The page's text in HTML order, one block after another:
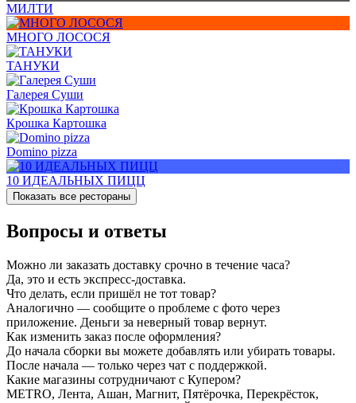
МИЛТИ
МНОГО ЛОСОСЯ
ТАНУКИ
Галерея Суши
Крошка Картошка
Domino pizza
10 ИДЕАЛЬНЫХ ПИЦЦ
Показать все рестораны
Вопросы и ответы
Можно ли заказать доставку срочно в течение часа?
Да, это и есть экспресс-доставка.
Что делать, если пришёл не тот товар?
Аналогично — сообщите о проблеме с фото через
приложение. Деньги за неверный товар вернут.
Как изменить заказ после оформления?
До начала сборки вы можете добавлять или убирать товары.
После начала — только через чат с поддержкой.
Какие магазины сотрудничают с Купером?
METRO, Лента, Ашан, Магнит, Пятёрочка, Перекрёсток,